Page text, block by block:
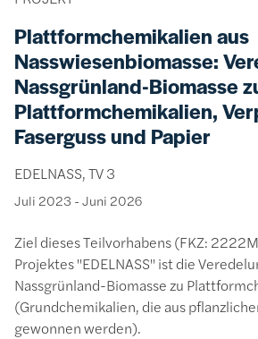
Plattformchemikalien aus
Nasswiesenbiomasse:
Nassgrünland-Biomasse
Plattformchemikalien,
Faserguss und Papier
EDELNASS, TV 3
Juli 2023 - Juni 2026
Ziel dieses Teilvorhabens (FKZ:
Projektes "EDELNASS" ist die
Nassgrünland-Biomasse zu
(Grundchemikalien, die aus
gewonnen werden).